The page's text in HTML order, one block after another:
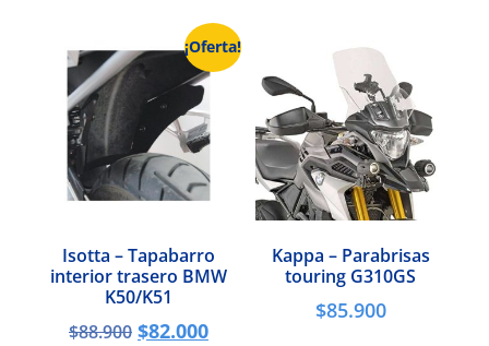
¡Oferta!
Isotta – Tapabarro
interior trasero BMW
K50/K51
$88.900 $82.000
Kappa – Parabrisas
touring G310GS
$85.900